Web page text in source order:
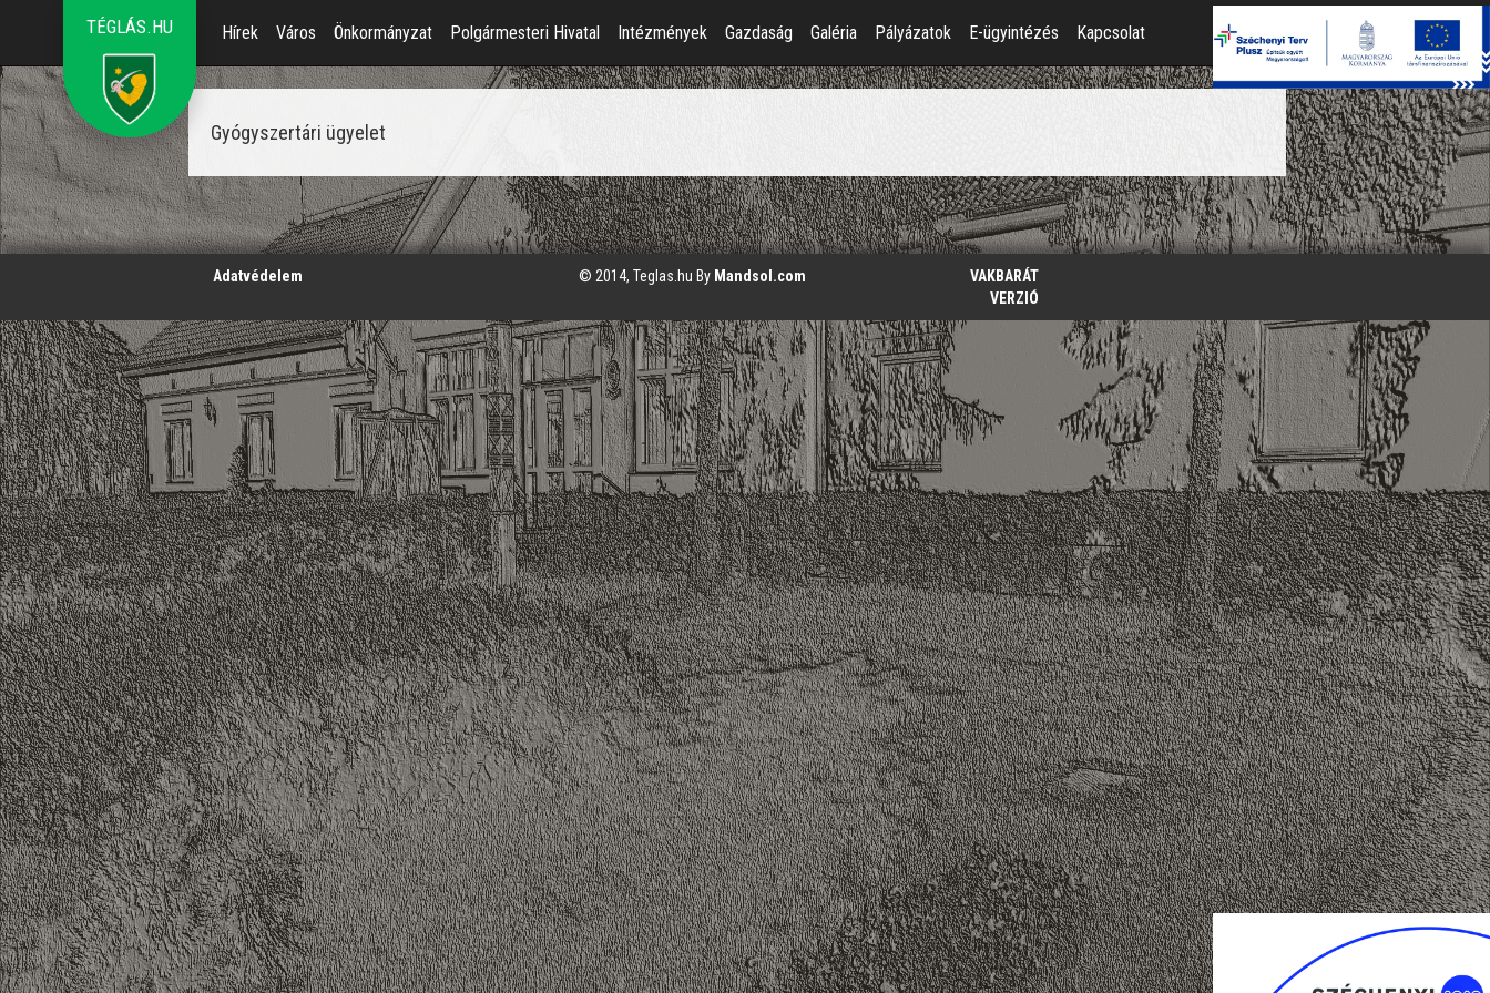
TÉGLÁS.HU Hírek Város Önkormányzat Polgármesteri Hivatal Intézmények Gazdaság Galéria Pályázatok E-ügyintézés Kapcsolat
Gyógyszertári ügyelet
';
Adatvédelem © 2014, Teglas.hu By Mandsol.com
VAKBARÁT
VERZIÓ